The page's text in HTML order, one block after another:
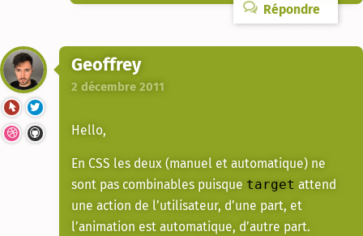
Répondre
Geoffrey
2 décembre 2011
Hello,
En CSS les deux (manuel et automatique) ne
sont pas combinables puisque target attend
une action de l’utilisateur, d’une part, et
l’animation est automatique, d’autre part.